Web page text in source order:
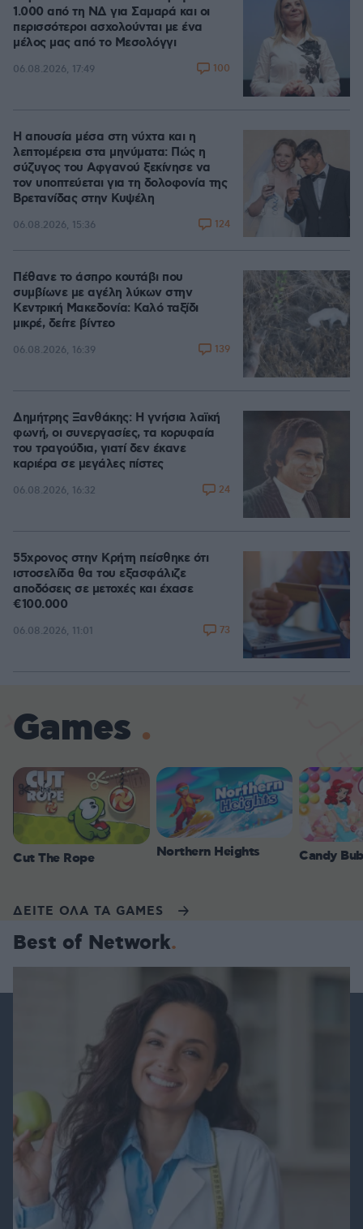
1.000 από τη ΝΔ για Σαμαρά και οι
περισσότεροι ασχολούνται με ένα
μέλος μας από το Μεσολόγγι
06.08.2026, 17:49 100
Η απουσία μέσα στη νύχτα και η
λεπτομέρεια στα μηνύματα: Πώς η
σύζυγος του Αφγανού ξεκίνησε να
τον υποπτεύεται για τη δολοφονία της
Βρετανίδας στην Κυψέλη
06.08.2026, 15:36 124
Πέθανε το άσπρο κουτάβι που
συμβίωνε με αγέλη λύκων στην
Κεντρική Μακεδονία: Καλό ταξίδι
μικρέ, δείτε βίντεο
06.08.2026, 16:39 139
Δημήτρης Ξανθάκης: Η γνήσια λαϊκή
φωνή, οι συνεργασίες, τα κορυφαία
του τραγούδια, γιατί δεν έκανε
καριέρα σε μεγάλες πίστες
06.08.2026, 16:32 24
55χρονος στην Κρήτη πείσθηκε ότι
ιστοσελίδα θα του εξασφάλιζε
αποδόσεις σε μετοχές και έχασε
€100.000
06.08.2026, 11:01 73
Games
Cut The Rope Northern Heights Candy
ΔΕΙΤΕ ΟΛΑ ΤΑ GAMES
Best of Network